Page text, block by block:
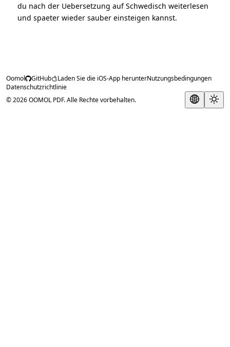
du nach der Uebersetzung auf Schwedisch weiterlesen
und spaeter wieder sauber einsteigen kannst.
Oomol GitHub Laden Sie die iOS-App herunterNutzungsbedingungen
Datenschutzrichtlinie
© 2026 OOMOL PDF. Alle Rechte vorbehalten.